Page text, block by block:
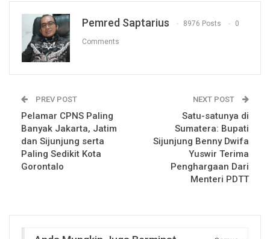
Pemred Saptarius 8976 Posts 0
Comments
PREV POST
Pelamar CPNS Paling
Banyak Jakarta, Jatim
dan Sijunjung serta
Paling Sedikit Kota
Gorontalo
NEXT POST
Satu-satunya di
Sumatera: Bupati
Sijunjung Benny Dwifa
Yuswir Terima
Penghargaan Dari
Menteri PDTT